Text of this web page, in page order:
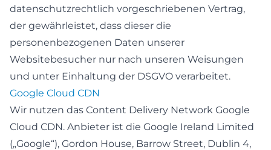
datenschutzrechtlich vorgeschriebenen Vertrag,
der gewährleistet, dass dieser die
personenbezogenen Daten unserer
Websitebesucher nur nach unseren Weisungen
und unter Einhaltung der DSGVO verarbeitet.
Google Cloud CDN
Wir nutzen das Content Delivery Network Google
Cloud CDN. Anbieter ist die Google Ireland Limited
(„Google“), Gordon House, Barrow Street, Dublin 4,